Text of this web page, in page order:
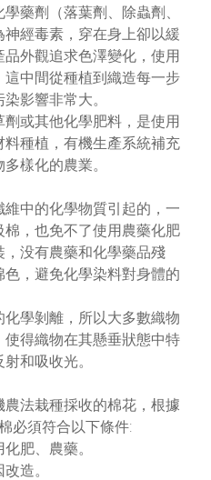
藥劑（落葉劑、除蟲劑、
經毒素，穿在身上卻以緩
外觀追求色澤變化，使用
中間從種植到織造每一步
影響非常大。
或其他化學肥料，是使用
種植，有機生產系統補充
樣化的農業。
中的化學物質引起的，一
，也免不了使用農藥化肥
没有農藥和化學藥品殘
，避免化學染料對身體的
學剝離，所以大多數織物
得織物在其懸垂狀態中特
和吸收光。
法栽種採收的棉花，根據
必須符合以下條件:
肥、農藥。
造。